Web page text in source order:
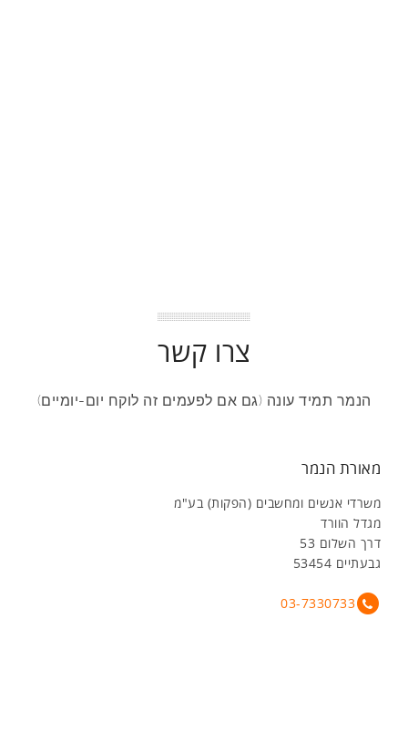
צרו קשר
הנמר תמיד עונה (גם אם לפעמים זה לוקח יום-יומיים)
מאורת הנמר
משרדי אנשים ומחשבים (הפקות) בע"מ
מגדל הוורד
דרך השלום 53
גבעתיים 53454
03-7330733